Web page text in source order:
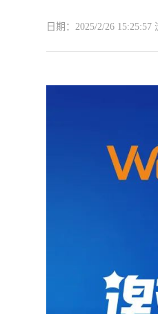
日期：2025/2/26 15:25:57